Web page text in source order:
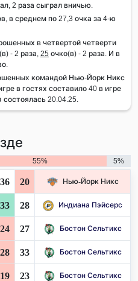
2 раза сыграл вничью.
в среднем по 27,3 очка за 4-ю
в четвертой четверти
- 2 раза, 25 очко(в) - 2 раза. И в
командой Нью-Йорк Никс
в гостях составило 40 в игре
20.04.25.
55% 5%
36 20 Нью-Йорк Никс
33 28 Индиана Пэйсерс
24 27 Бостон Сельтикс
28 33 Бостон Сельтикс
19 23 Бостон Сельтикс